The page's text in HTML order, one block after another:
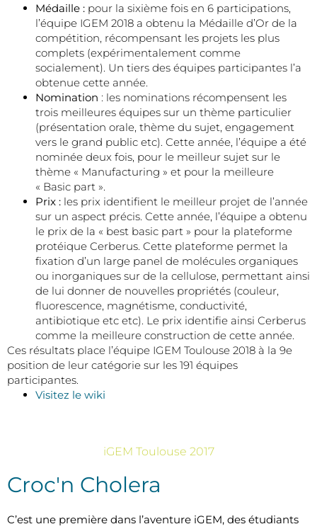
Médaille : pour la sixième fois en 6 participations,
l’équipe IGEM 2018 a obtenu la Médaille d’Or de la
compétition, récompensant les projets les plus
complets (expérimentalement comme
socialement). Un tiers des équipes participantes l’a
obtenue cette année.
Nomination : les nominations récompensent les
trois meilleures équipes sur un thème particulier
(présentation orale, thème du sujet, engagement
vers le grand public etc). Cette année, l’équipe a été
nominée deux fois, pour le meilleur sujet sur le
thème « Manufacturing » et pour la meilleure
« Basic part ».
Prix : les prix identifient le meilleur projet de l’année
sur un aspect précis. Cette année, l’équipe a obtenu
le prix de la « best basic part » pour la plateforme
protéique Cerberus. Cette plateforme permet la
fixation d’un large panel de molécules organiques
ou inorganiques sur de la cellulose, permettant ainsi
de lui donner de nouvelles propriétés (couleur,
fluorescence, magnétisme, conductivité,
antibiotique etc etc). Le prix identifie ainsi Cerberus
comme la meilleure construction de cette année.
Ces résultats place l’équipe IGEM Toulouse 2018 à la 9e
position de leur catégorie sur les 191 équipes
participantes.
Visitez le wiki
iGEM Toulouse 2017
Croc'n Cholera
C’est une première dans l’aventure iGEM, des étudiants